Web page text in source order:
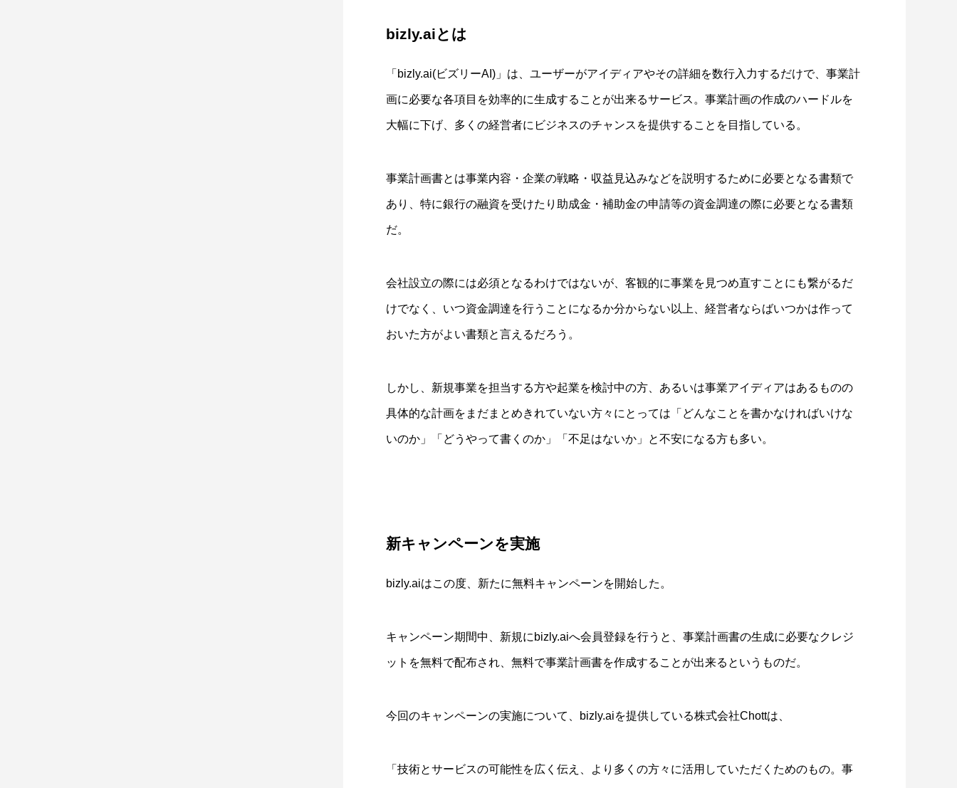
bizly.aiとは
「bizly.ai(ビズリーAI)」は、ユーザーがアイディアやその詳細を数行入力するだけで、事業計
画に必要な各項目を効率的に生成することが出来るサービス。事業計画の作成のハードルを
大幅に下げ、多くの経営者にビジネスのチャンスを提供することを目指している。
事業計画書とは事業内容・企業の戦略・収益見込みなどを説明するために必要となる書類で
あり、特に銀行の融資を受けたり助成金・補助金の申請等の資金調達の際に必要となる書類
だ。
会社設立の際には必須となるわけではないが、客観的に事業を見つめ直すことにも繋がるだ
けでなく、いつ資金調達を行うことになるか分からない以上、経営者ならばいつかは作って
おいた方がよい書類と言えるだろう。
しかし、新規事業を担当する方や起業を検討中の方、あるいは事業アイディアはあるものの
具体的な計画をまだまとめきれていない方々にとっては「どんなことを書かなければいけな
いのか」「どうやって書くのか」「不足はないか」と不安になる方も多い。
新キャンペーンを実施
bizly.aiはこの度、新たに無料キャンペーンを開始した。
キャンペーン期間中、新規にbizly.aiへ会員登録を行うと、事業計画書の生成に必要なクレジ
ットを無料で配布され、無料で事業計画書を作成することが出来るというものだ。
今回のキャンペーンの実施について、bizly.aiを提供している株式会社Chottは、
「技術とサービスの可能性を広く伝え、より多くの方々に活用していただくためのもの。事